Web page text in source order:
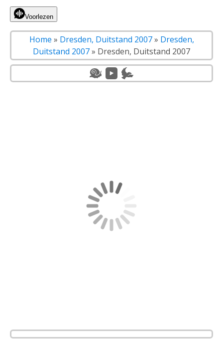
Voorlezen
Home » Dresden, Duitstand 2007» Dresden,
Duitstand 2007» Dresden, Duitstand 2007